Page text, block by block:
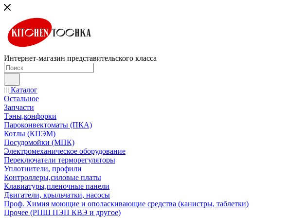
Интернет-магазин представительского класса
Каталог
Остальное
Запчасти
Тэны,конфорки
Пароконвектоматы (ПКА)
Котлы (КПЭМ)
Посудомойки (МПК)
Электромеханическое оборудование
Переключатели терморегуляторы
Уплотнители, профили
Контроллеры,силовые платы
Клавиатуры,пленочные панели
Двигатели, крыльчатки, насосы
Проф. Химия моющие и ополаскивающие средства (канистры, таблетки)
Прочее (РПШ ПЭП КВЭ и другое)